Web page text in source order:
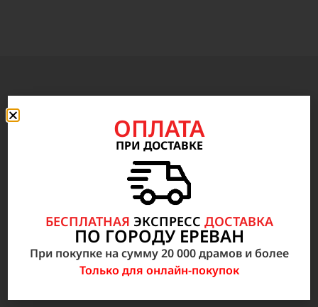
Медицинское оборудование
Анестезиология, Реанимация, неотложная
медицинская помощь
Внутрибольничное оборудование
Лабораторное оборудование и анализаторы
Микроскопы, центрифуги, аквадистилляторы
и бактериоцидные оборудование
ОПЛАТА
ПРИ ДОСТАВКЕ
БЕСПЛАТНАЯ ЭКСПРЕСС ДОСТАВКА
ПО ГОРОДУ ЕРЕВАН
При покупке на сумму 20 000 драмов и более
Только для онлайн-покупок